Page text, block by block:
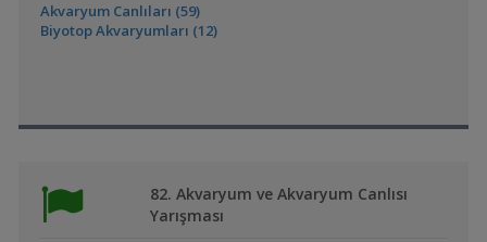
Akvaryum Canlıları (59)
Biyotop Akvaryumları (12)
82. Akvaryum ve Akvaryum Canlısı
Yarışması